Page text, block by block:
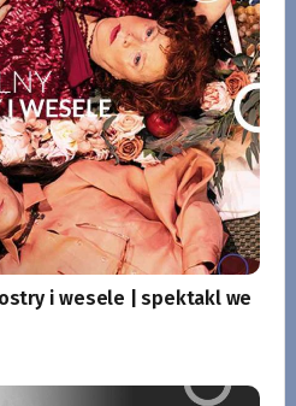
i wesele | spektakl we